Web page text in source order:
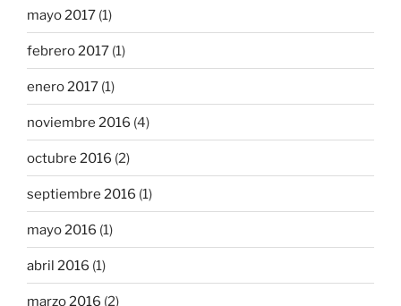
mayo 2017 (1)
febrero 2017 (1)
enero 2017 (1)
noviembre 2016 (4)
octubre 2016 (2)
septiembre 2016 (1)
mayo 2016 (1)
abril 2016 (1)
marzo 2016 (2)